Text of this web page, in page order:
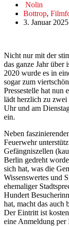
Nolin
Bottrop,
3. Januar 2025
Nicht nur mit der
das ganze Jahr über
2020 wurde es in
sogar zum
Pressestelle hat nun
lädt herzlich zu
Uhr und am
ein.
Neben
Feuerwehr
Gefängniszellen
Berlin gedreht
sich hat, was die
Wissenswertes und
ehemaliger
Hundert
hat, macht das auch
Der Eintritt ist
eine Anmeldung per